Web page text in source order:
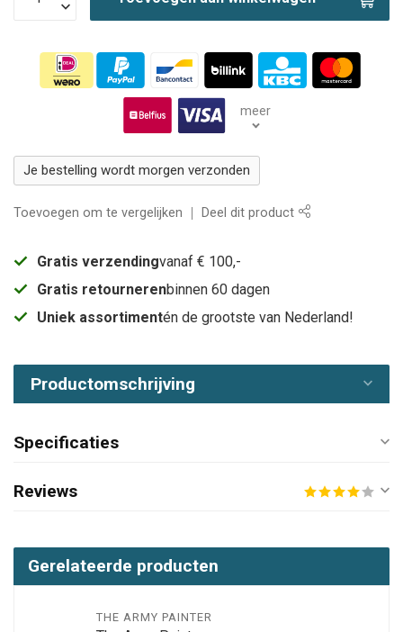
meer
Je bestelling wordt morgen verzonden
Toevoegen om te vergelijken Deel dit product
Gratis verzendingvanaf € 100,-
Gratis retournerenbinnen 60 dagen
Uniek assortimentén de grootste van Nederland!
Productomschrijving
Specificaties
Reviews
Gerelateerde producten
THE ARMY PAINTER